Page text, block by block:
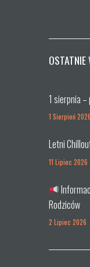
1 sierpnia
1 Sierpień 2026
Letni
11 Lipiec 2026
Rodziców
2 Lipiec 2026